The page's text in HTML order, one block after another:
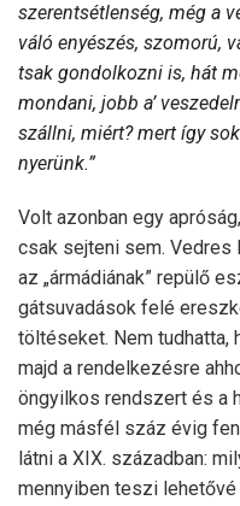
szerentsétlenség, még a
váló enyészés, szomorú,
tsak gondolkozni is, hát
mondani, jobb a’
szállni, miért? mert így
nyerünk.”
Volt azonban egy
csak sejteni sem. Vedres
az „ármádiának” repülő
gátsuvadások felé
töltéseket. Nem tudhatta,
majd a rendelkezésre
öngyilkos rendszert és a
még másfél száz évig
látni a XIX. században:
mennyiben teszi